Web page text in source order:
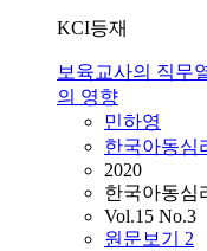
KCI등재
보육교사의 직무
의 영향
민하영
한국아동심
2020
한국아동심
Vol.15 No.3
원문보기 2